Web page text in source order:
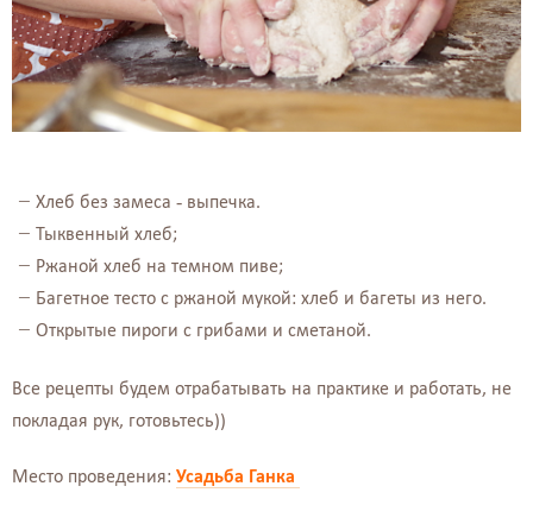
Хлеб без замеса - выпечка.
Тыквенный хлеб;
Ржаной хлеб на темном пиве;
Багетное тесто с ржаной мукой: хлеб и багеты из него.
Открытые пироги с грибами и сметаной.
Все рецепты будем отрабатывать на практике и работать, не
покладая рук, готовьтесь))
Место проведения: Усадьба Ганка